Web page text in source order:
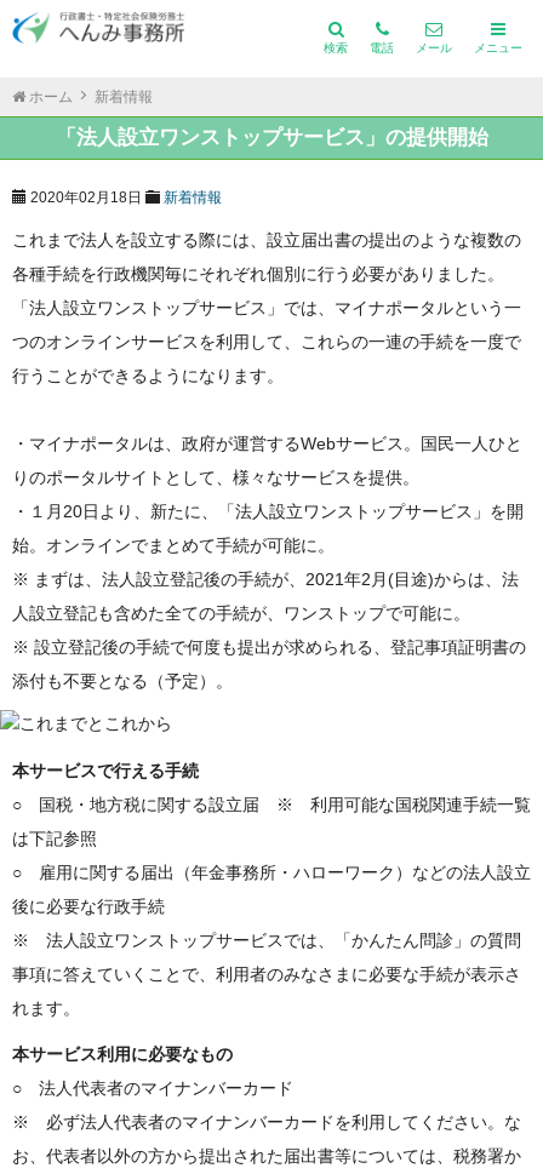
検索 電話 メール メニュー
ホーム 新着情報
「法人設立ワンストップサービス」の提供開始
2020年02月18日 新着情報
これまで法人を設立する際には、設立届出書の提出のような複数の
各種手続を行政機関毎にそれぞれ個別に行う必要がありました。
「法人設立ワンストップサービス」では、マイナポータルという一
つのオンラインサービスを利用して、これらの一連の手続を一度で
行うことができるようになります。
・マイナポータルは、政府が運営するWebサービス。国民一人ひと
りのポータルサイトとして、様々なサービスを提供。
・１月20日より、新たに、「法人設立ワンストップサービス」を開
始。オンラインでまとめて手続が可能に。
※ まずは、法人設立登記後の手続が、2021年2月(目途)からは、法
人設立登記も含めた全ての手続が、ワンストップで可能に。
※ 設立登記後の手続で何度も提出が求められる、登記事項証明書の
添付も不要となる（予定）。
本サービスで行える手続
○ 国税・地方税に関する設立届 ※ 利用可能な国税関連手続一覧
は下記参照
○ 雇用に関する届出（年金事務所・ハローワーク）などの法人設立
後に必要な行政手続
※ 法人設立ワンストップサービスでは、「かんたん問診」の質問
事項に答えていくことで、利用者のみなさまに必要な手続が表示さ
れます。
本サービス利用に必要なもの
○ 法人代表者のマイナンバーカード
※ 必ず法人代表者のマイナンバーカードを利用してください。な
お、代表者以外の方から提出された届出書等については、税務署か